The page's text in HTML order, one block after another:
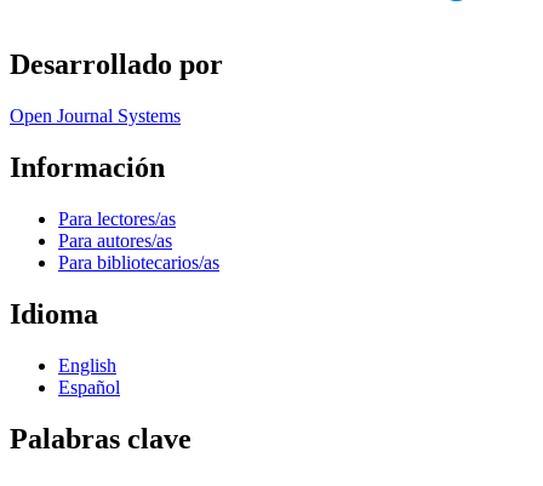
Desarrollado por
Open Journal Systems
Información
Para lectores/as
Para autores/as
Para bibliotecarios/as
Idioma
English
Español
Palabras clave